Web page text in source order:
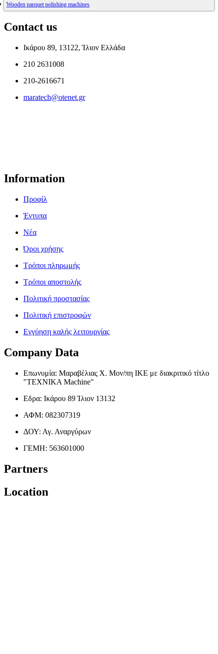
Wooden parquet polishing machines
Contact us
Ικάρου 89, 13122, Ίλιον Ελλάδα
210 2631008
210-2616671
maratech@otenet.gr
Information
Προφίλ
Έντυπα
Νέα
Όροι χρήσης
Τρόποι πληρωμής
Τρόποι αποστολής
Πολιτική προστασίας
Πολιτική επιστροφών
Εγγύηση καλής λειτουργίας
Company Data
Επωνυμία: Μαραβέλιας Χ. Μον/πη ΙΚΕ με διακριτικό τίτλο
"TEXNIKA Machine"
Εδρα: Ικάρου 89 Ίλιον 13132
ΑΦΜ: 082307319
ΔΟΥ: Αγ. Αναργύρων
ΓΕΜΗ: 563601000
Partners
Location